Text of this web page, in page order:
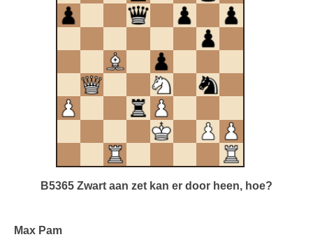
B5365 Zwart aan zet kan er door heen, hoe?
Max Pam